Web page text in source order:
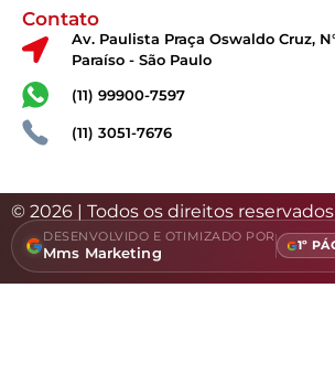
Contato
Av. Paulista Praça Oswaldo Cruz,
Paraíso - São Paulo
(11) 99900-7597
(11) 3051-7676
© 2026 | Todos os direitos reservados
DESENVOLVIDO E OTIMIZADO POR
Mms Marketing 1º